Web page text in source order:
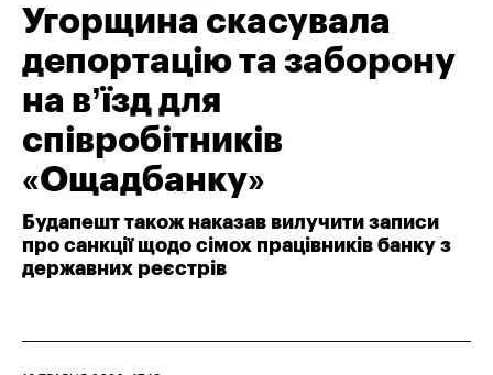
Угорщина скасувала
депортацію та заборону
на в’їзд для
співробітників
«Ощадбанку»
Будапешт також наказав вилучити записи
про санкції щодо сімох працівників банку з
державних реєстрів